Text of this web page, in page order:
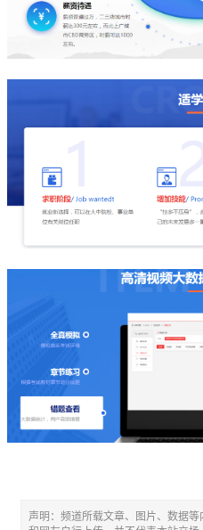
声明：频道所载文章、图片、数据